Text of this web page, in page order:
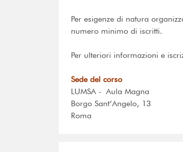
Per esigenze di natura
numero minimo di iscritti.
Per ulteriori informazioni e
Sede del corso
LUMSA - Aula Magna
Borgo Sant’Angelo, 13
Roma